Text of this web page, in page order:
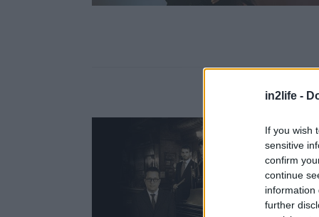
in2life -
If you wish
sensitive
confirm
continue
information
further